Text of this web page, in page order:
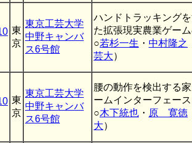
東
京
東京工芸大学
中野キャンバ
ス6号館
ハンドトラッキング
た拡張現実農業ゲー
○若杉一生 ・ 中村隆之
芸大）
東
京
東京工芸大学
中野キャンバ
ス6号館
腰の動作を検出する
ームインターフェース
○木下統也 ・ 原 寛徳
大）